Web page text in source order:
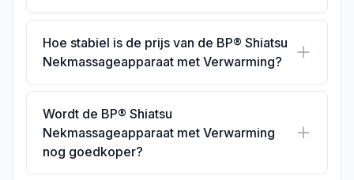
Hoe stabiel is de prijs van de BP® Shiatsu
Nekmassageapparaat met Verwarming?
Wordt de BP® Shiatsu
Nekmassageapparaat met Verwarming
nog goedkoper?